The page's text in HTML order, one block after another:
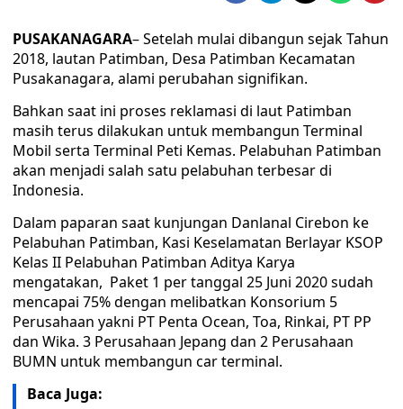
PUSAKANAGARA– Setelah mulai dibangun sejak Tahun
2018, lautan Patimban, Desa Patimban Kecamatan
Pusakanagara, alami perubahan signifikan.
Bahkan saat ini proses reklamasi di laut Patimban
masih terus dilakukan untuk membangun Terminal
Mobil serta Terminal Peti Kemas. Pelabuhan Patimban
akan menjadi salah satu pelabuhan terbesar di
Indonesia.
Dalam paparan saat kunjungan Danlanal Cirebon ke
Pelabuhan Patimban, Kasi Keselamatan Berlayar KSOP
Kelas II Pelabuhan Patimban Aditya Karya
mengatakan, Paket 1 per tanggal 25 Juni 2020 sudah
mencapai 75% dengan melibatkan Konsorium 5
Perusahaan yakni PT Penta Ocean, Toa, Rinkai, PT PP
dan Wika. 3 Perusahaan Jepang dan 2 Perusahaan
BUMN untuk membangun car terminal.
Baca Juga: